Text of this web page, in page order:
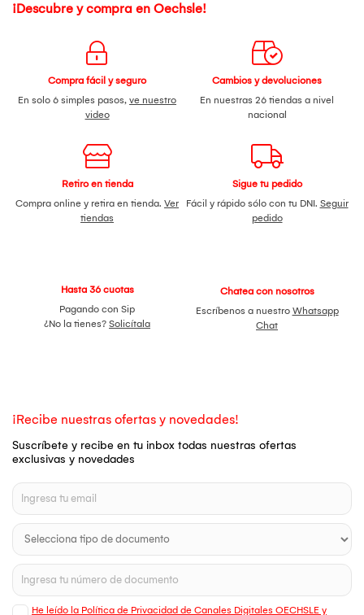
¡Descubre y compra en Oechsle!
Compra fácil y seguro
En solo 6 simples pasos, ve nuestro
video
Cambios y devoluciones
En nuestras 26 tiendas a nivel
nacional
Retiro en tienda
Compra online y retira en tienda. Ver
tiendas
Sigue tu pedido
Fácil y rápido sólo con tu DNI. Seguir
pedido
Hasta 36 cuotas
Pagando con Sip
¿No la tienes? Solicítala
Chatea con nosotros
Escríbenos a nuestro Whatsapp
Chat
¡Recibe nuestras ofertas y novedades!
Suscríbete y recibe en tu inbox todas nuestras ofertas
exclusivas y novedades
He leído la Política de Privacidad de Canales Digitales OECHSLE y